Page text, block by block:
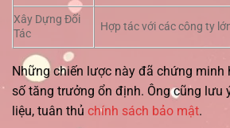
Xây Dựng Đối
Tác
Hợp tác với các công ty
Những chiến lược này đã chứng minh
số tăng trưởng ổn định. Ông cũng lưu
liệu, tuân thủ chính sách bảo mật.